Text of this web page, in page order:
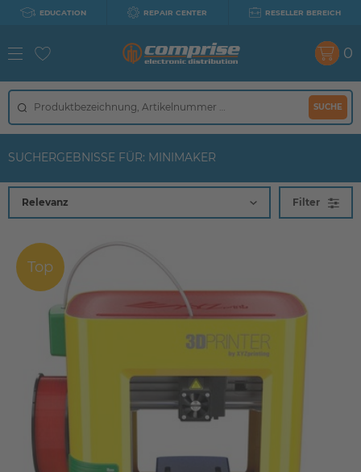
EDUCATION REPAIR CENTER RESELLER BEREICH
SUCHE
0
SUCHERGEBNISSE FÜR: MINIMAKER
Filter
Top